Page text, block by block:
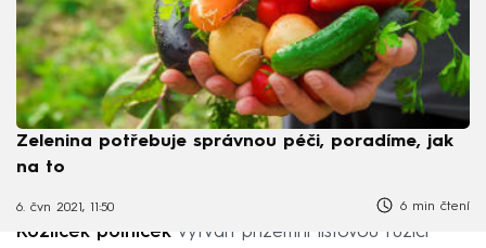
Zelenina potřebuje správnou péči, poradíme, jak
na to
6. čvn 2021, 11:50 6 min čtení
Kozlíček polníček vytváří přízemní listovou růžici